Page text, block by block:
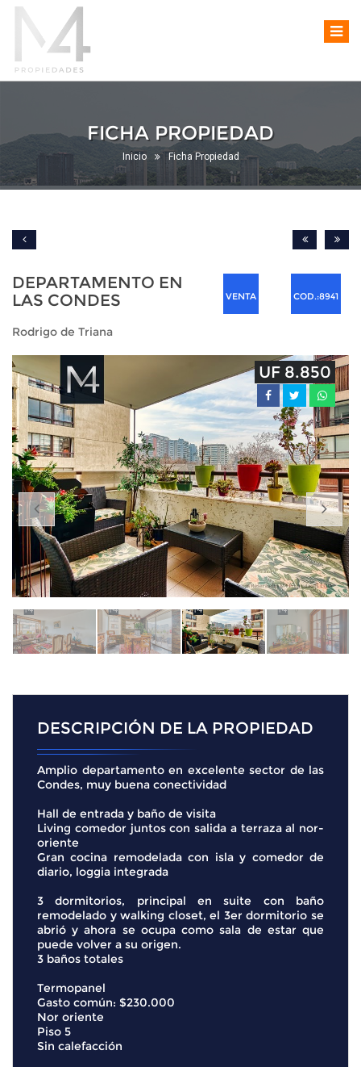
FICHA PROPIEDAD
Inicio Ficha Propiedad
DEPARTAMENTO EN
LAS CONDES
VENTA COD.:8941
Rodrigo de Triana
UF 8.850
DESCRIPCIÓN DE LA PROPIEDAD
Amplio departamento en excelente sector de las
Condes, muy buena conectividad
Hall de entrada y baño de visita
Living comedor juntos con salida a terraza al nor-
oriente
Gran cocina remodelada con isla y comedor de
diario, loggia integrada
3 dormitorios, principal en suite con baño
remodelado y walking closet, el 3er dormitorio se
abrió y ahora se ocupa como sala de estar que
puede volver a su origen.
3 baños totales
Termopanel
Gasto común: $230.000
Nor oriente
Piso 5
Sin calefacción